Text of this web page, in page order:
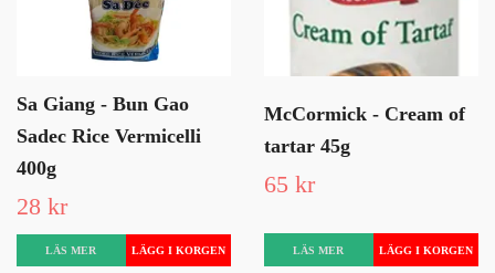
Sa Giang - Bun Gao
Sadec Rice Vermicelli
400g
28 kr
LÄS MER
McCormick - Cream of
tartar 45g
65 kr
LÄS MER